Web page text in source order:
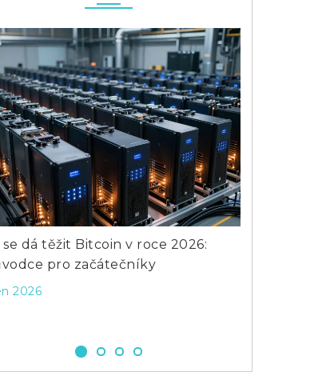
se dá těžit Bitcoin v roce 2026:
pro začátečníky
2026